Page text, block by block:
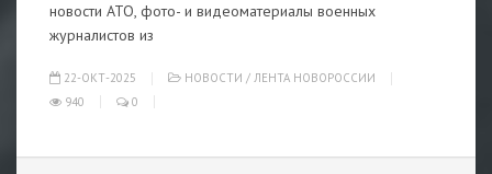
новости АТО, фото- и видеоматериалы военных
журналистов из
22-ОКТ-2025 НОВОСТИ / ЛЕНТА НОВОРОССИИ
940
0